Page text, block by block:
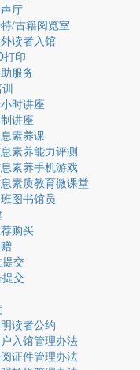
厅
/古籍阅览室
读者入馆
打印
服务
时讲座
讲座
素养课
素养能力评测
素养手机游戏
素质教育微课堂
图书馆员
购买
交
交
读者公约
入馆管理办法
证件管理办法